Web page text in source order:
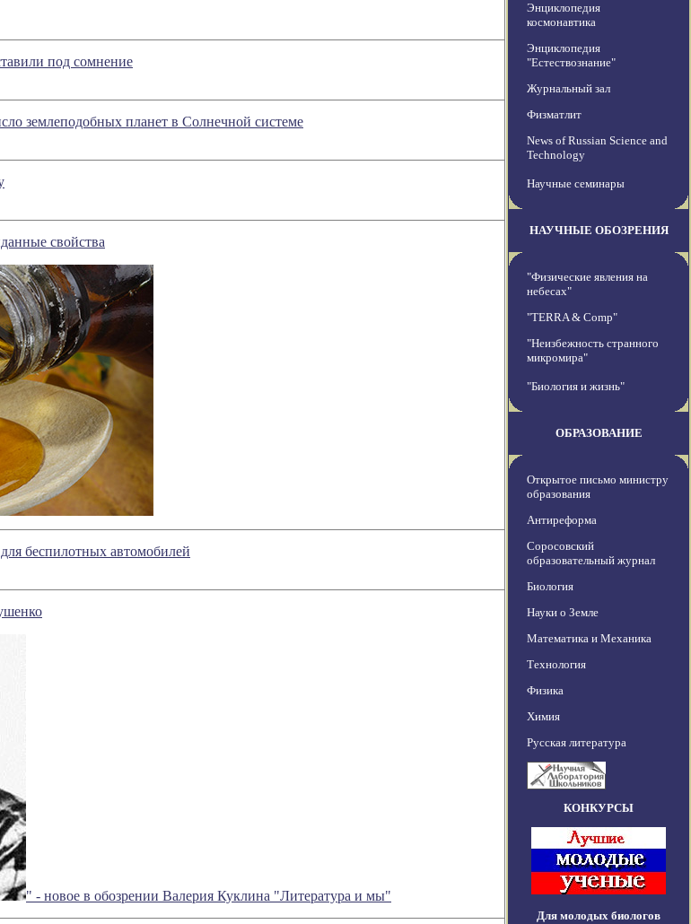
под сомнение
землеподобных планет в Солнечной системе
свойства
беспилотных автомобилей
" - новое в обозрении Валерия Куклина "Литература и мы"
Энциклопедия
космонавтика
Энциклопедия
"Естествознание"
Журнальный зал
Физматлит
News of Russian Science and
Technology
Научные семинары
НАУЧНЫЕ ОБОЗРЕНИЯ
"Физические явления на
небесах"
"TERRA & Comp"
"Неизбежность странного
микромира"
"Биология и жизнь"
ОБРАЗОВАНИЕ
Открытое письмо министру
образования
Антиреформа
Соросовский
образовательный журнал
Биология
Науки о Земле
Математика и Механика
Технология
Физика
Химия
Русская литература
КОНКУРСЫ
Для молодых биологов